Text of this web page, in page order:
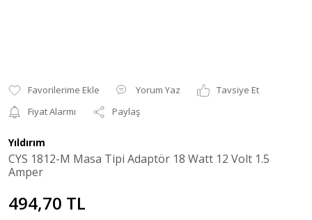
Yorum Yaz
Tavsiye Et
Fiyat Alarmı
Paylaş
Yıldırım
CYS 1812-M Masa Tipi Adaptör 18 Watt 12 Volt 1.5
Amper
494,70 TL